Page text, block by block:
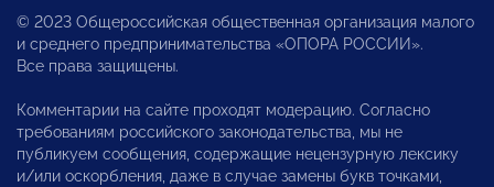
© 2023 Общероссийская общественная организация малого
и среднего предпринимательства «ОПОРА РОССИИ».
Все права защищены.
Комментарии на сайте проходят модерацию. Согласно
требованиям российского законодательства, мы не
публикуем сообщения, содержащие нецензурную лексику
и/или оскорбления, даже в случае замены букв точками,